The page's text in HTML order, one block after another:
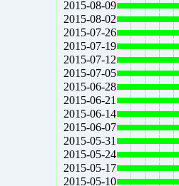
2015-08-09
2015-08-02
2015-07-26
2015-07-19
2015-07-12
2015-07-05
2015-06-28
2015-06-21
2015-06-14
2015-06-07
2015-05-31
2015-05-24
2015-05-17
2015-05-10